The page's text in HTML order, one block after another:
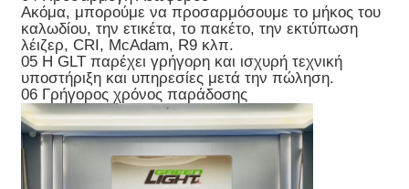
Ακόμα, μπορούμε να προσαρμόσουμε το μήκος του
καλωδίου, την ετικέτα, το πακέτο, την εκτύπωση
λέιζερ, CRI, McAdam, R9 κλπ.
05 Η GLT παρέχει γρήγορη και ισχυρή τεχνική
υποστήριξη και υπηρεσίες μετά την πώληση.
06 Γρήγορος χρόνος παράδοσης